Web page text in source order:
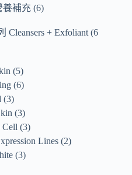
養補充 6
Cleansers + Exfoliant 6
5
6
3
3
Cell 3
Lines 2
3